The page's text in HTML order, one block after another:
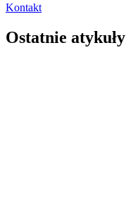
Kontakt
Ostatnie atykuły